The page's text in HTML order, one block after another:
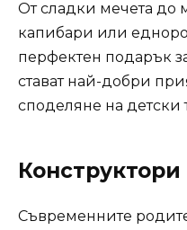
От сладки мечета
капибари или
перфектен подарък
стават най-добри
споделяне на детски
Съвременните